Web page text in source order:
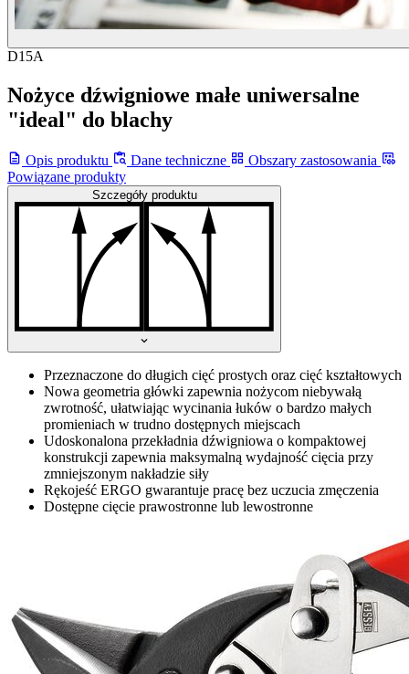
D15A
Nożyce dźwigniowe małe uniwersalne
"ideal" do blachy
Opis produktu Dane techniczne
Obszary zastosowania
Powiązane produkty
Szczegóły produktu
Przeznaczone do długich cięć prostych oraz cięć kształtowych
Nowa geometria główki zapewnia nożycom niebywałą
zwrotność, ułatwiając wycinania łuków o bardzo małych
promieniach w trudno dostępnych miejscach
Udoskonalona przekładnia dźwigniowa o kompaktowej
konstrukcji zapewnia maksymalną wydajność cięcia przy
zmniejszonym nakładzie siły
Rękojeść ERGO gwarantuje pracę bez uczucia zmęczenia
Dostępne cięcie prawostronne lub lewostronne